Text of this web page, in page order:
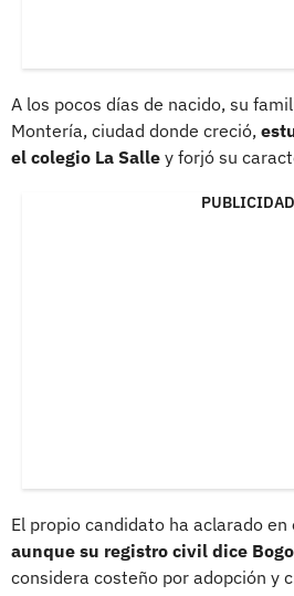
A los pocos días de nacido, su
Montería, ciudad donde creció,
el colegio La Salle y forjó su
PUBLICIDAD
El propio candidato ha aclarado
aunque su registro civil dice
considera costeño por adopción y